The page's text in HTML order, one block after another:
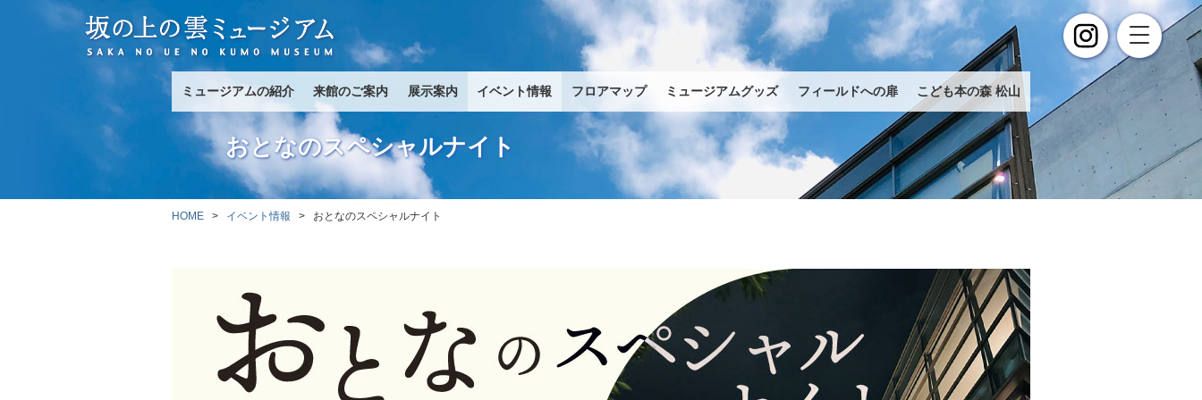
ミュージアムの紹介 来館のご案内 展示案内 イベント情報 フロアマップ ミュージアムグッズ フィールドへの扉 こども本の森 松山
おとなのスペシャルナイト
HOME > イベント情報 > おとなのスペシャルナイト